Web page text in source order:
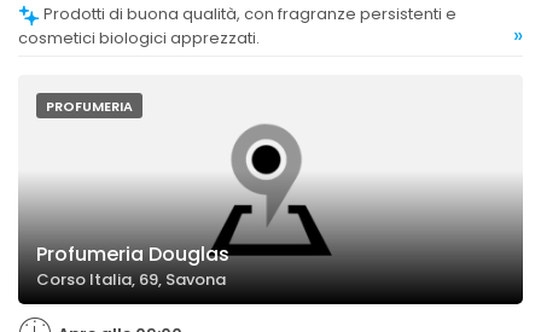
cosmetici biologici apprezzati.
»
PROFUMERIA
Profumeria Douglas
Corso Italia, 69, Savona